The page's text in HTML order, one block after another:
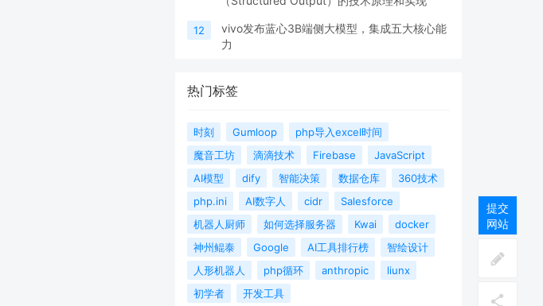
12
vivo发布蓝心3B端侧大模型，集成五大核心能
力
热门标签
时刻 Gumloop
php导入excel时间
魔音工坊
滴滴技术 Firebase
JavaScript
AI模型
dify 智能决策 数据仓库
360技术
php.ini
AI数字人 cidr
Salesforce
机器人厨师
如何选择服务器 Kwai
docker
神州鲲泰
Google AI工具排行榜
智绘设计
人形机器人
php循环 anthropic
liunx
初学者
开发工具
提交
网站